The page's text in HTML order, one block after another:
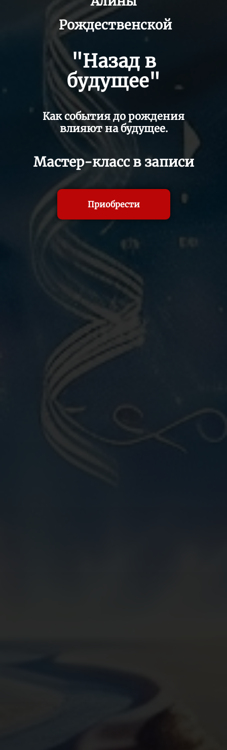
Рождественской
"Назад в
будущее"
Как события до рождения
влияют на будущее.
Мастер-класс в записи
Приобрести